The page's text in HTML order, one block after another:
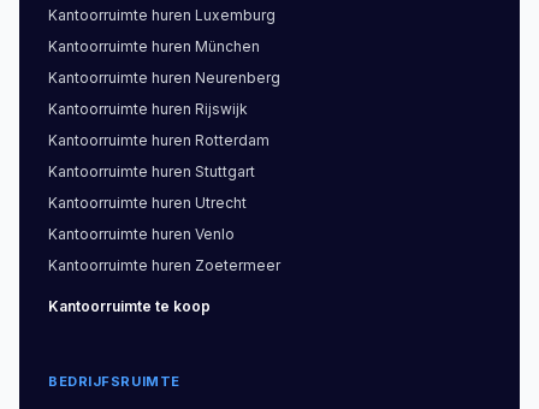
Kantoorruimte huren Luxemburg
Kantoorruimte huren München
Kantoorruimte huren Neurenberg
Kantoorruimte huren Rijswijk
Kantoorruimte huren Rotterdam
Kantoorruimte huren Stuttgart
Kantoorruimte huren Utrecht
Kantoorruimte huren Venlo
Kantoorruimte huren Zoetermeer
Kantoorruimte te koop
BEDRIJFSRUIMTE